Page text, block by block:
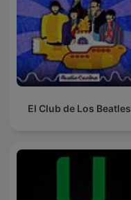
El Club de Los Beatles